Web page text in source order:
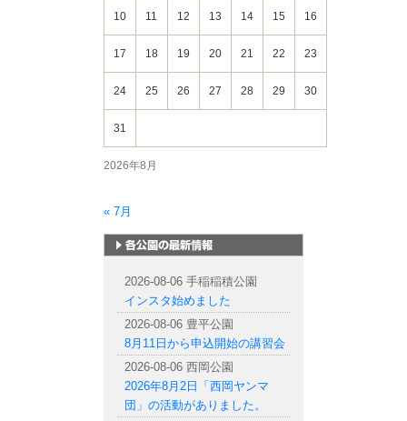
2026年8月
10 11 12 13 14 15 16
17 18 19 20 21 22 23
24 25 26 27 28 29 30
31
« 7月
2026-08-06 手稲稲積公園
インスタ始めました
2026-08-06 豊平公園
8月11日から申込開始の講習会
2026-08-06 西岡公園
2026年8月2日「西岡ヤンマ
団」の活動がありました。